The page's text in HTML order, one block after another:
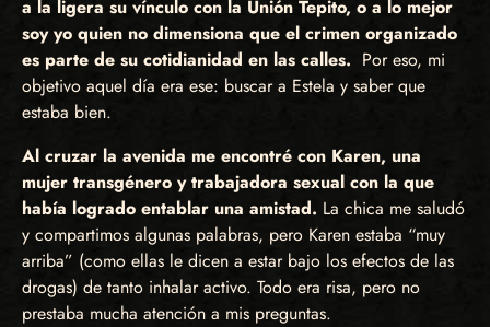
a la ligera su vínculo con la Unión Tepito, o a lo mejor
soy yo quien no dimensiona que el crimen organizado
es parte de su cotidianidad en las calles. Por eso, mi
objetivo aquel día era ese: buscar a Estela y saber que
estaba bien.
Al cruzar la avenida me encontré con Karen, una
mujer transgénero y trabajadora sexual con la que
había logrado entablar una amistad. La chica me saludó
y compartimos algunas palabras, pero Karen estaba “muy
arriba” (como ellas le dicen a estar bajo los efectos de las
drogas) de tanto inhalar activo. Todo era risa, pero no
prestaba mucha atención a mis preguntas.